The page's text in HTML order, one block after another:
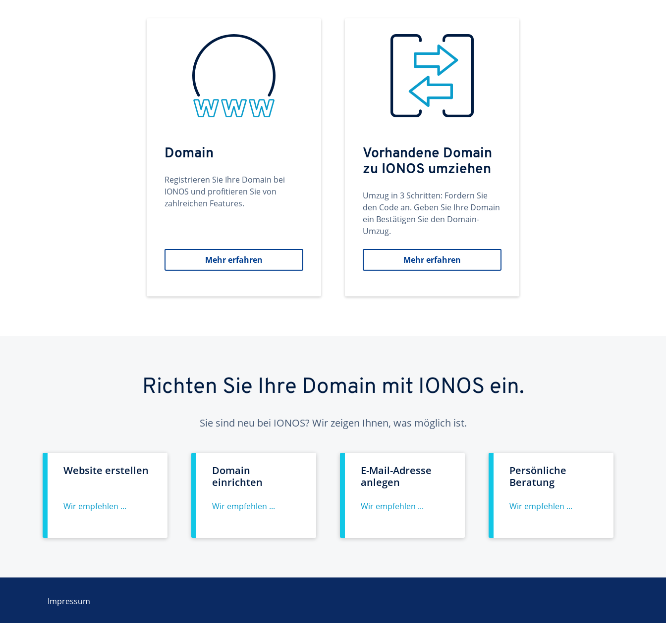
Domain
Registrieren Sie Ihre Domain bei
IONOS und profitieren Sie von
zahlreichen Features.
Mehr erfahren
Vorhandene Domain
zu IONOS umziehen
Umzug in 3 Schritten: Fordern Sie
den Code an. Geben Sie Ihre Domain
ein Bestätigen Sie den Domain-
Umzug.
Mehr erfahren
Richten Sie Ihre Domain mit IONOS ein.
Sie sind neu bei IONOS? Wir zeigen Ihnen, was möglich ist.
Website erstellen
Wir empfehlen ...
Domain
einrichten
Wir empfehlen ...
E-Mail-Adresse
anlegen
Wir empfehlen ...
Persönliche
Beratung
Wir empfehlen ...
Impressum